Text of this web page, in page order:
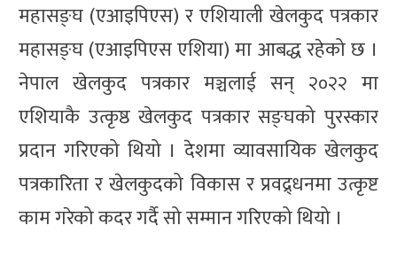
महासङ्घ (एआइपिएस) र एशियाली खेलकुद पत्रकार
महासङ्घ (एआइपिएस एशिया) मा आबद्ध रहेको छ ।
नेपाल खेलकुद पत्रकार मञ्चलाई सन् २०२२ मा
एशियाकै उत्कृष्ठ खेलकुद पत्रकार सङ्घको पुरस्कार
प्रदान गरिएको थियो । देशमा व्यावसायिक खेलकुद
पत्रकारिता र खेलकुदको विकास र प्रवद्र्धनमा उत्कृष्ट
काम गरेको कदर गर्दै सो सम्मान गरिएको थियो ।